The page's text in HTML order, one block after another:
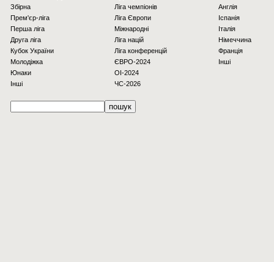
Збірна
Прем'єр-ліга
Перша ліга
Друга ліга
Кубок України
Молодіжка
Юнаки
Інші
Ліга чемпіонів
Ліга Європи
Міжнародні
Ліга націй
Ліга конференцій
ЄВРО-2024
OI-2024
ЧС-2026
Англія
Іспанія
Італія
Німеччина
Франція
Інші